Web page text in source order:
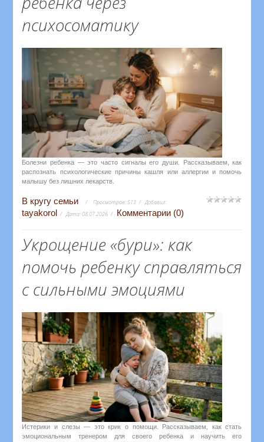
психосоматику
Болезни ребенка — это часто сигналы его души. Рассказываем, как
распознать психологические причины кашля или аллергии и помочь
малышу без лишних лекарств.
В кругу семьи Просмотров:513 Добавил:
tayakorol Дата:08.07.2026 Комментарии (0)
Укрощение «бури»: как
помочь ребенку справляться
с сильными эмоциями
Истерики и слезы — это крик о помощи. Рассказываем, как стать
эмоциональным тренером для своего ребенка и научить его